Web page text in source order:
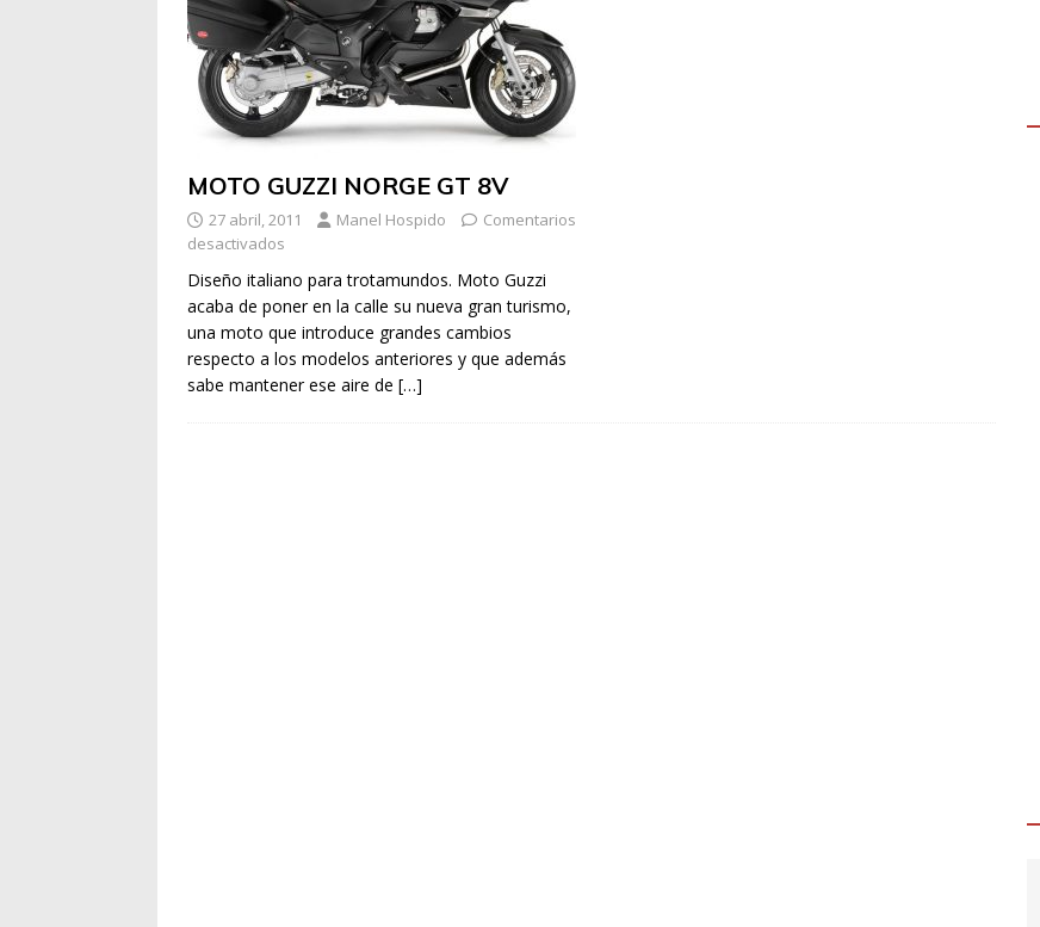
MOTO GUZZI NORGE GT 8V
27 abril, 2011 Manel Hospido
Comentarios
desactivados
Diseño italiano para trotamundos. Moto Guzzi
acaba de poner en la calle su nueva gran turismo,
una moto que introduce grandes cambios
respecto a los modelos anteriores y que además
sabe mantener ese aire de […]